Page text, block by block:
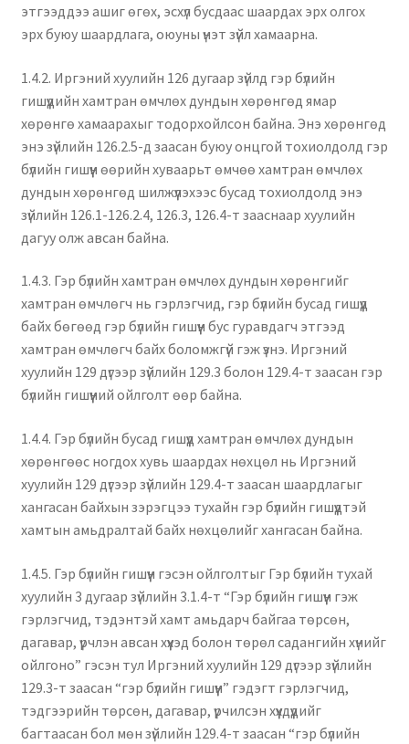
этгээддээ ашиг өгөх, эсхүл бусдаас шаардах эрх олгох
эрх буюу шаардлага, оюуны үнэт зүйл хамаарна.
1.4.2. Иргэний хуулийн 126 дугаар зүйлд гэр бүлийн
гишүүдийн хамтран өмчлөх дундын хөрөнгөд ямар
хөрөнгө хамаарахыг тодорхойлсон байна. Энэ хөрөнгөд
энэ зүйлийн 126.2.5-д заасан буюу онцгой тохиолдолд гэр
бүлийн гишүүн өөрийн хуваарьт өмчөө хамтран өмчлөх
дундын хөрөнгөд шилжүүлэхээс бусад тохиолдолд энэ
зүйлийн 126.1-126.2.4, 126.3, 126.4-т зааснаар хуулийн
дагуу олж авсан байна.
1.4.3. Гэр бүлийн хамтран өмчлөх дундын хөрөнгийг
хамтран өмчлөгч нь гэрлэгчид, гэр бүлийн бусад гишүүд
байх бөгөөд гэр бүлийн гишүүн бус гуравдагч этгээд
хамтран өмчлөгч байх боломжгүй гэж үзнэ. Иргэний
хуулийн 129 дүгээр зүйлийн 129.3 болон 129.4-т заасан гэр
бүлийн гишүүний ойлголт өөр байна.
1.4.4. Гэр бүлийн бусад гишүүд хамтран өмчлөх дундын
хөрөнгөөс ногдох хувь шаардах нөхцөл нь Иргэний
хуулийн 129 дүгээр зүйлийн 129.4-т заасан шаардлагыг
хангасан байхын зэрэгцээ тухайн гэр бүлийн гишүүдтэй
хамтын амьдралтай байх нөхцөлийг хангасан байна.
1.4.5. Гэр бүлийн гишүүн гэсэн ойлголтыг Гэр бүлийн тухай
хуулийн 3 дугаар зүйлийн 3.1.4-т “Гэр бүлийн гишүүн гэж
гэрлэгчид, тэдэнтэй хамт амьдарч байгаа төрсөн,
дагавар, үрчлэн авсан хүүхэд болон төрөл садангийн хүнийг
ойлгоно” гэсэн тул Иргэний хуулийн 129 дүгээр зүйлийн
129.3-т заасан “гэр бүлийн гишүүн” гэдэгт гэрлэгчид,
тэдгээрийн төрсөн, дагавар, үрчилсэн хүүхдүүдийг
багтаасан бол мөн зүйлийн 129.4-т заасан “гэр бүлийн